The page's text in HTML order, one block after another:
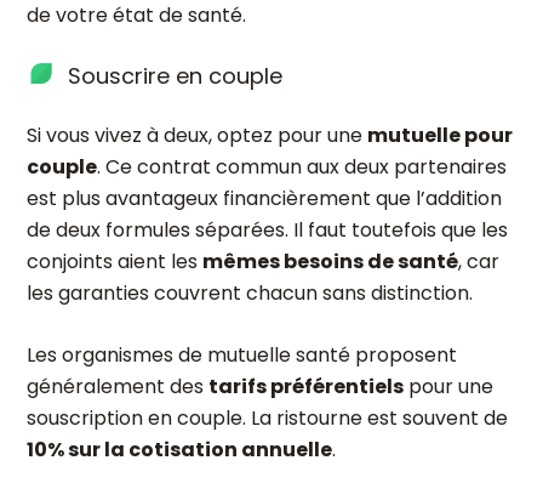
de votre état de santé.
Souscrire en couple
Si vous vivez à deux, optez pour une mutuelle pour
couple. Ce contrat commun aux deux partenaires
est plus avantageux financièrement que l’addition
de deux formules séparées. Il faut toutefois que les
conjoints aient les mêmes besoins de santé, car
les garanties couvrent chacun sans distinction.
Les organismes de mutuelle santé proposent
généralement des tarifs préférentiels pour une
souscription en couple. La ristourne est souvent de
10% sur la cotisation annuelle.